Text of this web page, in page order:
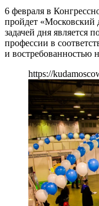
6 февраля в
пройдет «Московский
задачей дня является
профессии в
и востребованностью
https://